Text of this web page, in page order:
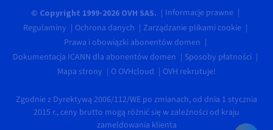
© Copyright 1999-2026 OVH SAS.
Informacje prawne
Regulaminy
Ochrona danych
Zarządzanie plikami cookie
Prawa i obowiązki abonentów domen
Dokumentacja ICANN dla abonentów domen
Sposoby płatności
Mapa strony
O OVHcloud OVH rekrutuje!
Zgodnie z Dyrektywą 2006/112/WE po zmianach, od dnia 1 stycznia
2015 r., ceny brutto mogą różnić się w zależności od kraju
zameldowania klienta